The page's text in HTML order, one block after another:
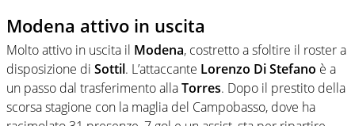
Modena attivo in uscita
Molto attivo in uscita il Modena, costretto a sfoltire il roster a
disposizione di Sottil. L’attaccante Lorenzo Di Stefano è a
un passo dal trasferimento allaTorres. Dopo il prestito della
scorsa stagione con la maglia del Campobasso, dove ha